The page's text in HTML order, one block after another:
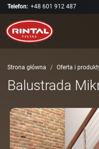
Telefon: +48 601 912 487
Strona główna Oferta i
Balustrada